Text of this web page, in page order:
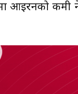
आइरनको